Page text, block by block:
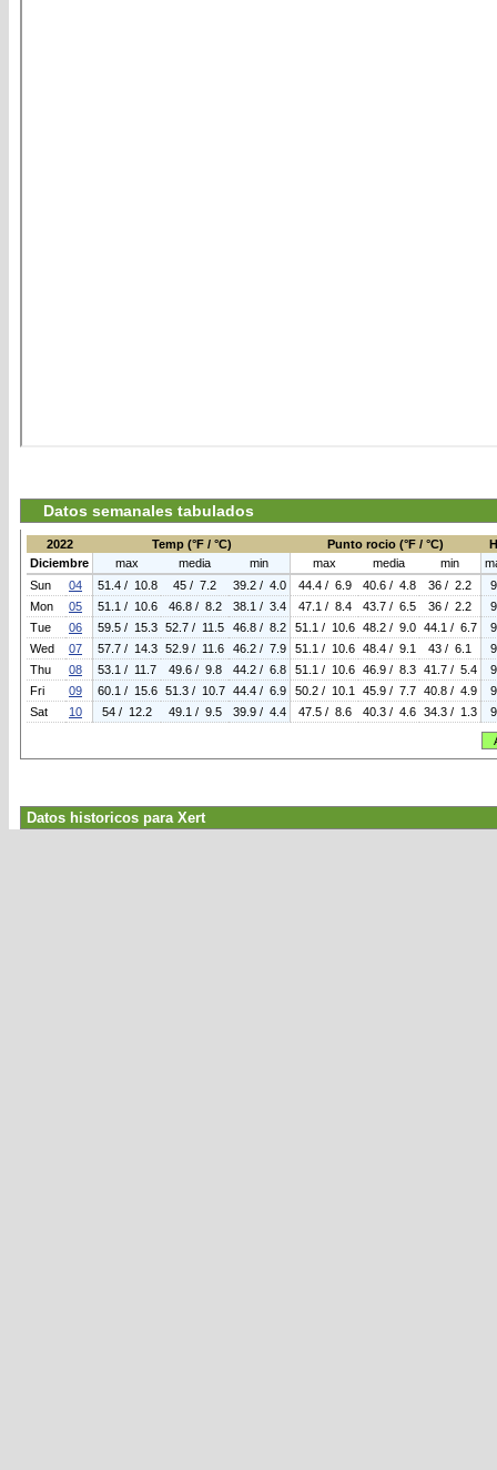
Datos semanales tabulados
2022 Temp (°F / °C) Punto rocio (°F / °C)
Diciembre
max media min max media min
Sun
04 51.4 / 10.8 45 / 7.2 39.2 / 4.0 44.4 / 6.9 40.6 / 4.8 36 / 2.2
Mon
05 51.1 / 10.6 46.8 / 8.2 38.1 / 3.4 47.1 / 8.4 43.7 / 6.5 36 / 2.2
Tue
06 59.5 / 15.3 52.7 / 11.5 46.8 / 8.2 51.1 / 10.6 48.2 / 9.0 44.1 / 6.7
Wed
07 57.7 / 14.3 52.9 / 11.6 46.2 / 7.9 51.1 / 10.6 48.4 / 9.1 43 / 6.1
Thu
08 53.1 / 11.7 49.6 / 9.8 44.2 / 6.8 51.1 / 10.6 46.9 / 8.3 41.7 / 5.4
Fri
09 60.1 / 15.6 51.3 / 10.7 44.4 / 6.9 50.2 / 10.1 45.9 / 7.7 40.8 / 4.9
Sat
10 54 / 12.2 49.1 / 9.5 39.9 / 4.4 47.5 / 8.6 40.3 / 4.6 34.3 / 1.3
Datos historicos para Xert